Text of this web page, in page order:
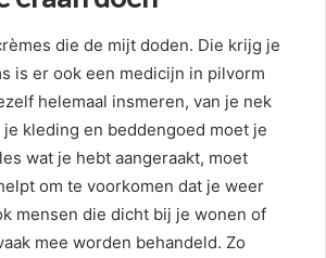
die de mijt doden. Die krijg je
is er ook een medicijn in pilvorm
helemaal insmeren, van je nek
kleding en beddengoed moet je
wat je hebt aangeraakt, moet
om te voorkomen dat je weer
mensen die dicht bij je wonen of
mee worden behandeld. Zo